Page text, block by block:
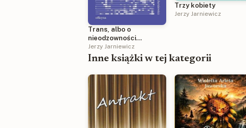
Trans, albo o
nieodzowności
przekładu
Jerzy Jarniewicz
Trzy kobiety
Jerzy Jarniewicz
Inne książki w tej kategorii